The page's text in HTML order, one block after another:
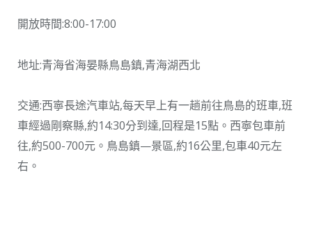
開放時間:8:00-17:00
地址:青海省海晏縣鳥島鎮,青海湖西北
交通:西寧長途汽車站,每天早上有一趟前往鳥島的班車,班
車經過剛察縣,約14:30分到達,回程是15點。西寧包車前
往,約500-700元。鳥島鎮—景區,約16公里,包車40元左
右。